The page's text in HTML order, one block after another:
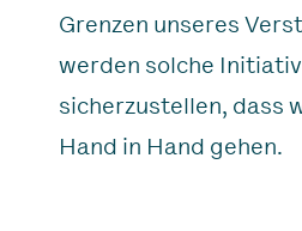
Grenzen unseres
werden solche
sicherzustellen, dass
Hand in Hand gehen.